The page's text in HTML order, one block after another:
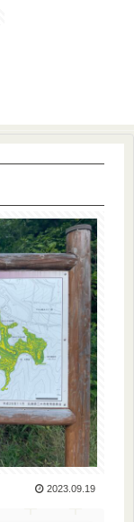
2023.09.19